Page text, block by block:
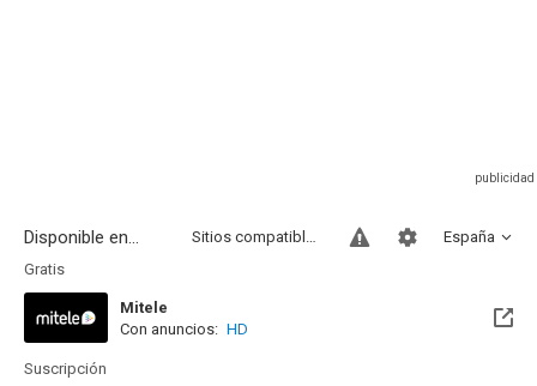
Disponible en... España
Sitios compatibles
Gratis
Mitele
Disponible hasta el Mar, 01 Sep 2026 (Quedan 26 días)
Con anuncios: HD
Suscripción